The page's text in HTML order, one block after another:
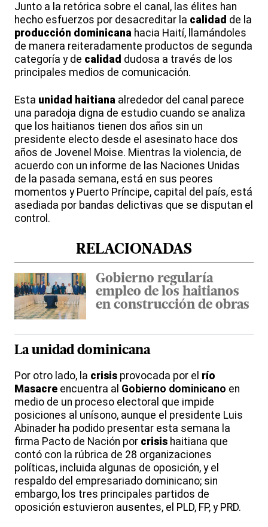
Junto a la retórica sobre el canal, las élites han
hecho esfuerzos por desacreditar la calidad de la
producción dominicana hacia Haití, llamándoles
de manera reiteradamente productos de segunda
categoría y de calidad dudosa a través de los
principales medios de comunicación.
Esta unidad haitiana alrededor del canal parece
una paradoja digna de estudio cuando se analiza
que los haitianos tienen dos años sin un
presidente electo desde el asesinato hace dos
años de Jovenel Moise. Mientras la violencia, de
acuerdo con un informe de las Naciones Unidas
de la pasada semana, está en sus peores
momentos y Puerto Príncipe, capital del país, está
asediada por bandas delictivas que se disputan el
control.
RELACIONADAS
Gobierno regularía
empleo de los haitianos
en construcción de obras
Launidad dominicana
Por otro lado, la crisis provocada por el río
Masacre encuentra al Gobierno dominicano en
medio de un proceso electoral que impide
posiciones al unísono, aunque el presidente Luis
Abinader ha podido presentar esta semana la
firma Pacto de Nación por crisis haitiana que
contó con la rúbrica de 28 organizaciones
políticas, incluida algunas de oposición, y el
respaldo del empresariado dominicano; sin
embargo, los tres principales partidos de
oposición estuvieron ausentes, el PLD, FP, y PRD.